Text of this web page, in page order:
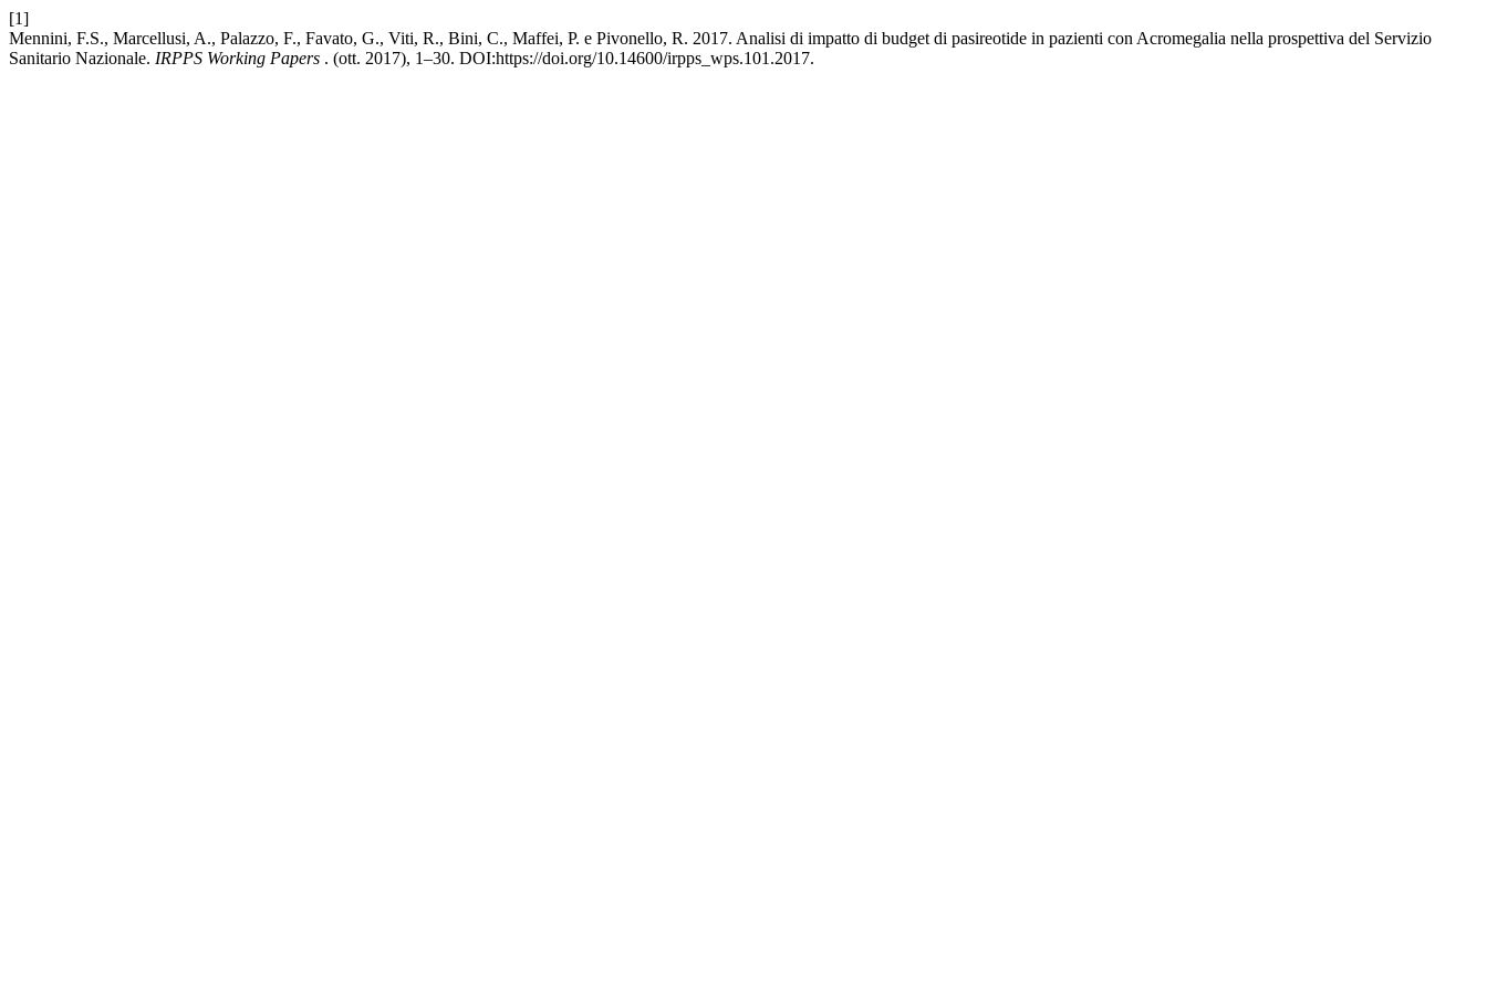
[1]
Mennini, F.S., Marcellusi, A., Palazzo, F., Favato, G., Viti, R., Bini, C., Maffei, P. e Pivonello, R. 2017. Analisi di impatto di budget di pasireotide in pazienti con Acromegalia nella prospettiva del Servizio
Sanitario Nazionale. IRPPS Working Papers . (ott. 2017), 1–30. DOI:https://doi.org/10.14600/irpps_wps.101.2017.